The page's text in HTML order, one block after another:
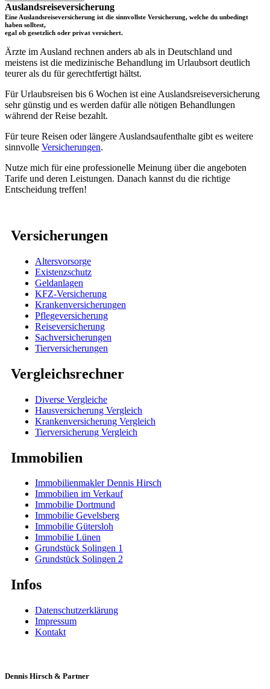
Auslandsreiseversicherung
Eine Auslandsreisever­sicherung ist die sinnvollste Versicherung, welche du unbedingt
haben solltest,
egal ob gesetzlich oder privat versichert.
Ärzte im Ausland rechnen anders ab als in Deutschland und
meistens ist die medizinische Behandlung im Urlaubsort deutlich
teurer als du für gerechtfertigt hältst.
Für Urlaubsreisen bis 6 Wochen ist eine Auslandsreiseversicherung
sehr günstig und es werden dafür alle nötigen Behandlungen
während der Reise bezahlt.
Für teure Reisen oder längere Auslandsaufenthalte gibt es weitere
sinnvolle Versicherungen.
Nutze mich für eine professionelle Meinung über die angeboten
Tarife und deren Leistungen. Danach kannst du die richtige
Entscheidung treffen!
Versicherungen
Altersvorsorge
Existenzschutz
Geldanlagen
KFZ-Versicherung
Krankenversicherungen
Pflegeversicherung
Reiseversicherung
Sachversicherungen
Tierversicherungen
Vergleichsrechner
Diverse Vergleiche
Hausversicherung Vergleich
Krankenversicherung Vergleich
Tierversicherung Vergleich
Immobilien
Immobilienmakler Dennis Hirsch
Immobilien im Verkauf
Immobilie Dortmund
Immobilie Gevelsberg
Immobilie Gütersloh
Immobilie Lünen
Grundstück Solingen 1
Grundstück Solingen 2
Infos
Datenschutzerklärung
Impressum
Kontakt
Dennis Hirsch & Partner